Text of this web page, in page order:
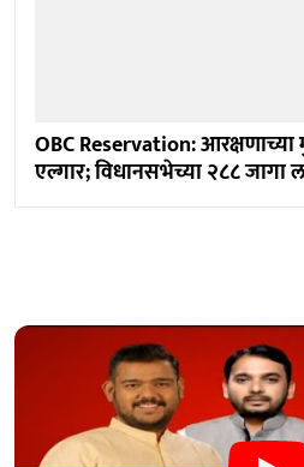
OBC Reservation: आरक्षणाच्या
एल्गार; विधानसभेच्या २८८ जागा